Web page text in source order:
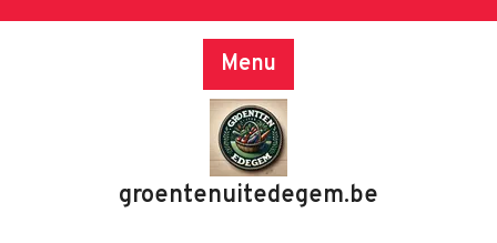
Menu
groentenuitedegem.be